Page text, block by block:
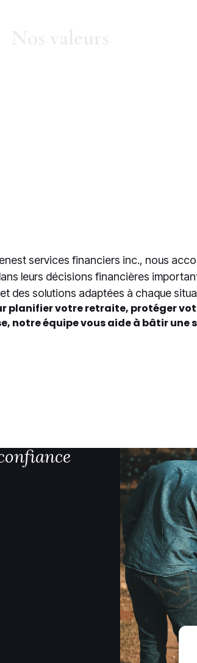
Nos valeurs
services financiers inc., nous
leurs décisions financières
des solutions adaptées à chaque
planifier votre retraite, protéger
notre équipe vous aide à bâtir une